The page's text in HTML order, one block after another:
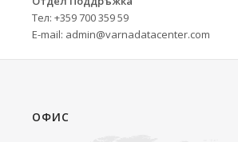
Тел: +359 700 359 59
E-mail: admin@varnadatacenter.com
ОФИС